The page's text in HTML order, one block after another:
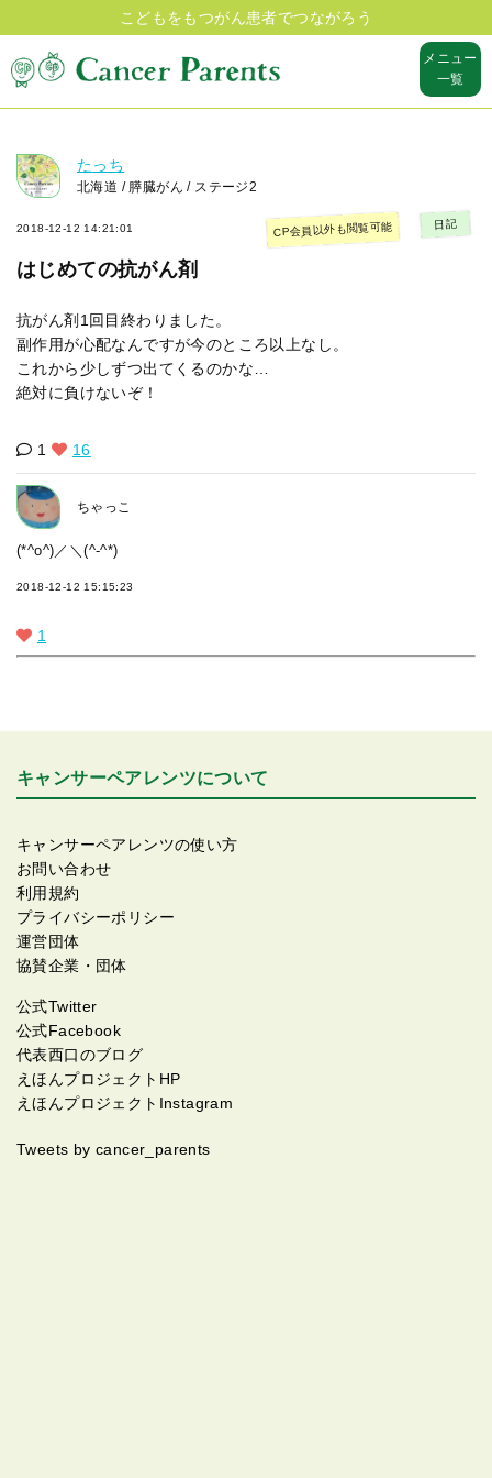
こどもをもつがん患者でつながろう
メニュー
一覧
たっち
北海道 / 膵臓がん / ステージ2
2018-12-12 14:21:01
はじめての抗がん剤
CP会員以外も閲覧可能 日記
抗がん剤1回目終わりました。
副作用が心配なんですが今のところ以上なし。
これから少しずつ出てくるのかな…
絶対に負けないぞ！
1 16
ちゃっこ
(*^o^)／＼(^-^*)
2018-12-12 15:15:23
1
キャンサーペアレンツについて
キャンサーペアレンツの使い方
お問い合わせ
利用規約
プライバシーポリシー
運営団体
協賛企業・団体
公式Twitter
公式Facebook
代表西口のブログ
えほんプロジェクトHP
えほんプロジェクトInstagram
Tweets by cancer_parents